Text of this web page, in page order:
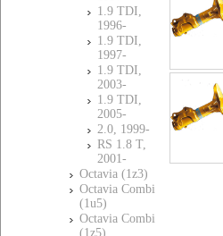
1.9 TDI,
1996-
1.9 TDI,
1997-
1.9 TDI,
2003-
1.9 TDI,
2005-
2.0, 1999-
RS 1.8 T,
2001-
Octavia (1z3)
Octavia Combi
(1u5)
Octavia Combi
(1z5)